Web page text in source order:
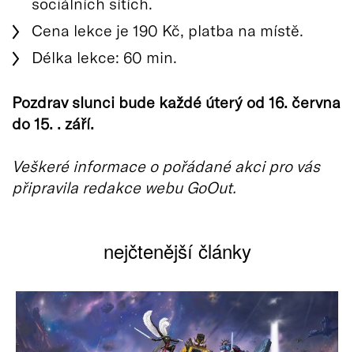
Cena lekce je 190 Kč, platba na místě.
Délka lekce: 60 min.
Pozdrav slunci bude každé úterý od 16. června
do 15. . září.
Veškeré informace o pořádané akci pro vás
připravila redakce webu GoOut.
nejčtenější články